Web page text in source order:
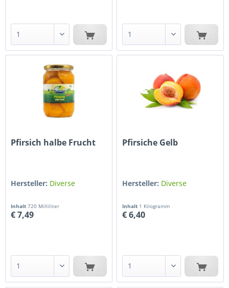
Pfirsich halbe Frucht
Hersteller: Diverse
Inhalt720 Milliliter
€ 7,49
Pfirsiche Gelb
Hersteller: Diverse
Inhalt 1 Kilogramm
€ 6,40